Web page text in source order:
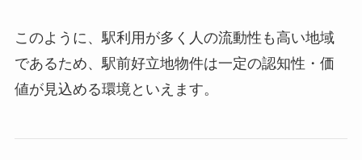
このように、駅利用が多く人の流動性も高い地域
であるため、駅前好立地物件は一定の認知性・価
値が見込める環境といえます。